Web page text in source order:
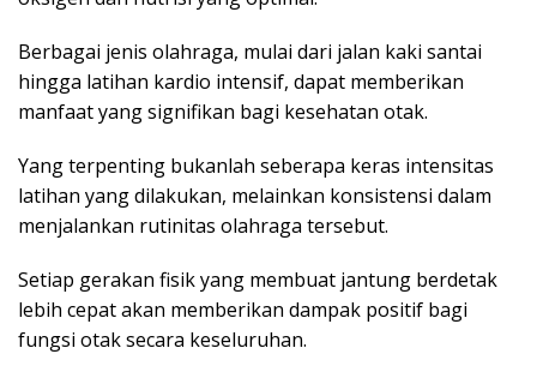
Berbagai jenis olahraga, mulai dari jalan kaki santai
hingga latihan kardio intensif, dapat memberikan
manfaat yang signifikan bagi kesehatan otak.
Yang terpenting bukanlah seberapa keras intensitas
latihan yang dilakukan, melainkan konsistensi dalam
menjalankan rutinitas olahraga tersebut.
Setiap gerakan fisik yang membuat jantung berdetak
lebih cepat akan memberikan dampak positif bagi
fungsi otak secara keseluruhan.